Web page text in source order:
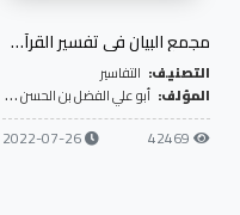
مجمع البيان في تفسير القرآن- ج8
التصنيف: التفاسير
المؤلف: أبو علي الفضل بن الحسن الطبرسي
42469
2022-07-26